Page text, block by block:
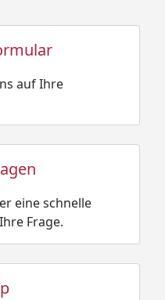
auf Ihre
eine schnelle
Frage.